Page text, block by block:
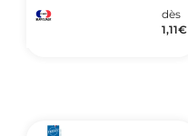
dès
1,11€